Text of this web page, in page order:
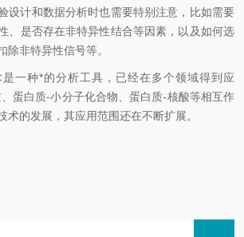
设计和数据分析时也需要特别注意，比如需要
、是否存在非特异性结合等因素，以及如何选
除非特异性信号等。
是一种*的分析工具，已经在多个领域得到应
蛋白质-小分子化合物、蛋白质-核酸等相互作
术的发展，其应用范围还在不断扩展。